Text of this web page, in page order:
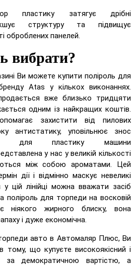
пластику затягує дрібні
структуру та підвищує
оброблених панелей.
вибрати?
Ви можете купити поліроль для
Atas у кількох виконаннях.
вже близько тридцяти
одним із найкращих коштів.
захистити від пилових
антистатику, уповільнює знос
для пластику машини
у нас у великій кількості
між собою ароматами. Цей
дії і відмінно маскує невеликі
цій лінійці можна вважати засіб
поліроль для торпеди на восковій
ніякого жирного блиску, вона
і дуже економічна.
авто в Автомаляр Плюс, Ви
тому, що купуєте високоякісний і
за демократичною вартістю, а